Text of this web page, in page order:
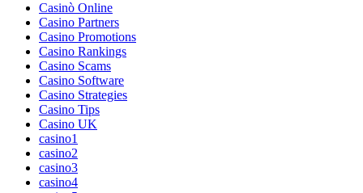
Casinò Online
Casino Partners
Casino Promotions
Casino Rankings
Casino Scams
Casino Software
Casino Strategies
Casino Tips
Casino UK
casino1
casino2
casino3
casino4